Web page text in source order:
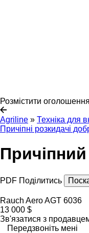
Розмістити оголошення
Agriline » Техніка для
Причіпні розкидачі
PDF Поділитись
Rauch Aero AGT 6036
13 000 $
Зв'язатися з
Передзвоніть мені